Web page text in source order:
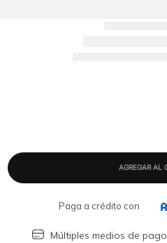
Paga a crédito con
Múltiples medios de pago